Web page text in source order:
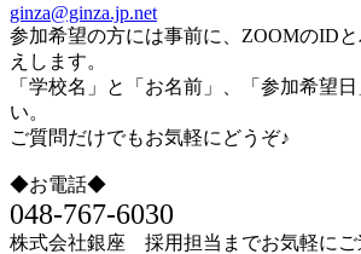
ginza@ginza.jp.net
参加希望の方には事前に、ZOOMのID
えします。
「学校名」と「お名前」、「参加希望
い。
ご質問だけでもお気軽にどうぞ♪
◆お電話◆
048-767-6030
株式会社銀座 採用担当までお気軽にご